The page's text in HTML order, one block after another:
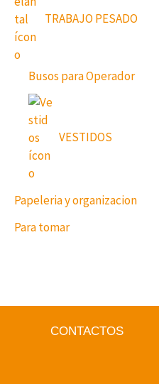
TRABAJO PESADO
Busos para Operador
VESTIDOS
Papeleria y organizacion
Para tomar
CONTACTOS